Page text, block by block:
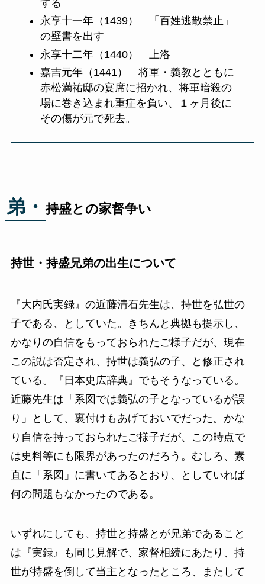
する
永享十一年（1439） 「百姓逃散禁止」
の壁書を出す
永享十二年（1440） 上洛
嘉吉元年（1441） 将軍・義教とともに
赤松満祐邸の宴席に招かれ、将軍暗殺の
場に巻き込まれ重症を負い、１ヶ月後に
その傷が元で死去。
弟・ 持盛との家督争い
持世・持盛兄弟の出生について
『大内氏実録』の近藤清石先生は、持世を弘世の
子である、としていた。きちんと典拠も提示し、
かなりの自信をもっておられたご様子だが、現在
この説は否定され、持世は義弘の子、と修正され
ている。『日本史広辞典』でもそうなっている。
近藤先生は「系図では義弘の子となっているが誤
り」として、裏付けもあげておいでだった。かな
り自信を持っておられたご様子だが、この時点で
は史料等にも限界があったのだろう。むしろ、素
直に「系図」に書いてあるとおり、としていれば
何の問題もなかったのである。
いずれにしても、持世と持盛とが兄弟であること
は『実録』も同じ見解で、家督相続にあたり、持
世が持盛を倒して当主となったところ、またして